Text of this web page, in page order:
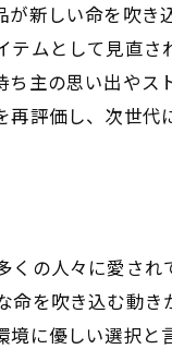
新しい命を吹
ムとして見直
主の思い出や
評価し、次世
の人々に愛さ
を吹き込む動
に優しい選択